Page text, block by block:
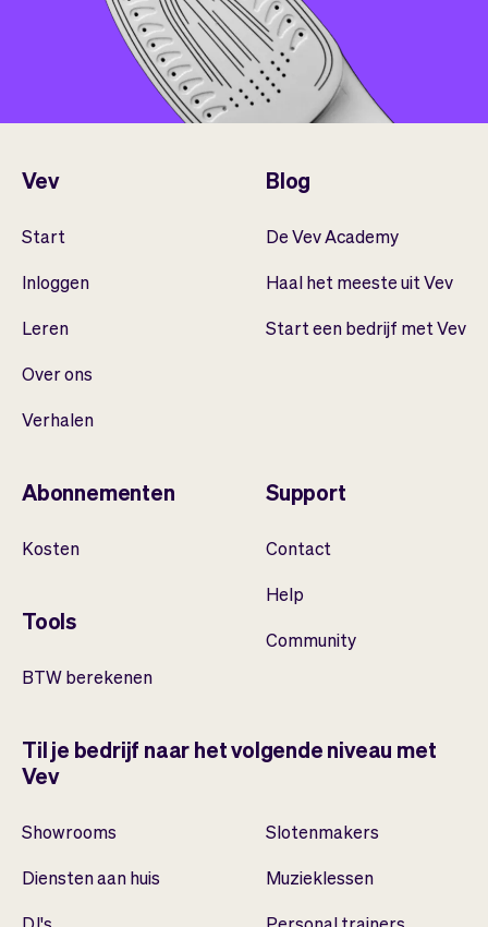
Vev
Start
Inloggen
Leren
Over ons
Verhalen
Blog
De Vev Academy
Haal het meeste uit Vev
Start een bedrijf met Vev
Abonnementen
Kosten
Tools
BTW berekenen
Support
Contact
Help
Community
Til je bedrijf naar het volgende niveau met
Vev
Showrooms
Diensten aan huis
Slotenmakers
Muzieklessen